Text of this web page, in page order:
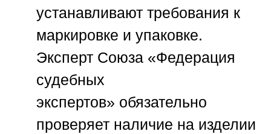
устанавливают требования к
маркировке и упаковке.
Эксперт Союза «Федерация
судебных
экспертов» обязательно
проверяет наличие на изделии